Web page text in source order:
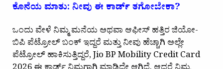
ಕೊನೆಯ ಮಾತು: ನೀವು ಈ ಕಾರ್ಡ್ ತಗೋಬೇಕಾ?
ಒಂದು ವೇಳೆ ನಿಮ್ಮ ಮನೆಯ ಅಥವಾ ಆಫೀಸ್ ಹತ್ತಿರ ಜಿಯೋ-
ಬಿಪಿ ಪೆಟ್ರೋಲ್ ಬಂಕ್ ಇದ್ದರೆ ಮತ್ತು ನೀವು ಹೆಚ್ಚಾಗಿ ಅಲ್ಲೇ
ಪೆಟ್ರೋಲ್ ಹಾಕಿಸುತ್ತಿದ್ದರೆ,Jio BP Mobility Credit Card